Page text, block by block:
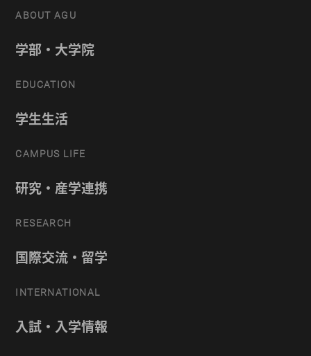
ABOUT AGU
学部・大学院
EDUCATION
学生生活
CAMPUS LIFE
研究・産学連携
RESEARCH
国際交流・留学
INTERNATIONAL
入試・入学情報